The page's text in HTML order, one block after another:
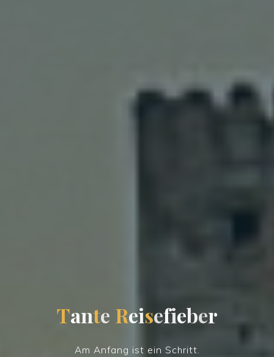
Tante Reisefieber
Am Anfang ist ein Schritt.